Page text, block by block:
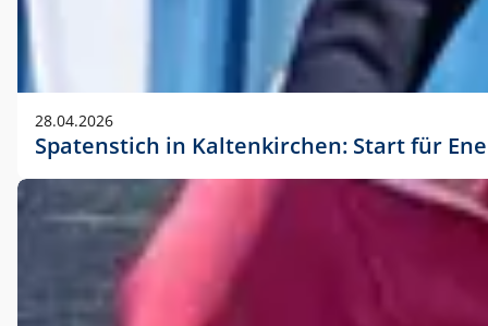
28.04.2026
Spatenstich in Kaltenkirchen: Start für